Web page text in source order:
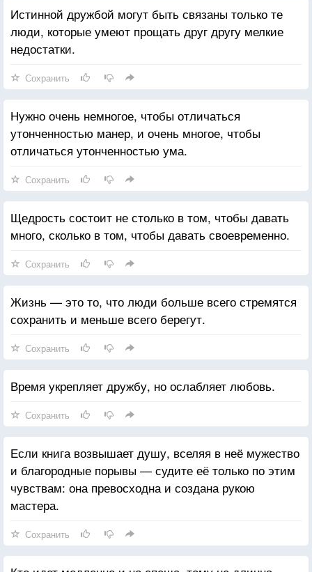
Истинной дружбой могут быть связаны только те
люди, которые умеют прощать друг другу мелкие
недостатки.
Сохранить
Нужно очень немногое, чтобы отличаться
утонченностью манер, и очень многое, чтобы
отличаться утонченностью ума.
Сохранить
Щедрость состоит не столько в том, чтобы давать
много, сколько в том, чтобы давать своевременно.
Сохранить
Жизнь — это то, что люди больше всего стремятся
сохранить и меньше всего берегут.
Сохранить
Время укрепляет дружбу, но ослабляет любовь.
Сохранить
Если книга возвышает душу, вселяя в неё мужество
и благородные порывы — судите её только по этим
чувствам: она превосходна и создана рукою
мастера.
Сохранить